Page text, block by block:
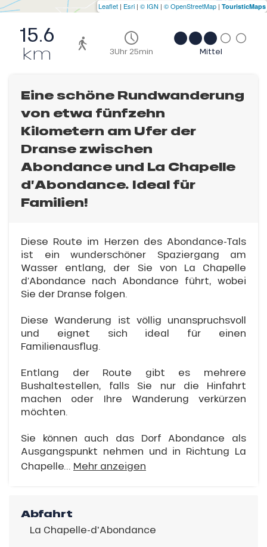
15.6
km 3Uhr 25min Mittel
Eine schöne Rundwanderung
von etwa fünfzehn
Kilometern am Ufer der
Dranse zwischen
Abondance und La Chapelle
d’Abondance. Ideal für
Familien!
Diese Route im Herzen des Abondance-Tals
ist ein wunderschöner Spaziergang am
Wasser entlang, der Sie von La Chapelle
d’Abondance nach Abondance führt, wobei
Sie der Dranse folgen.
Diese Wanderung ist völlig unanspruchsvoll
und eignet sich ideal für einen
Familienausflug.
Entlang der Route gibt es mehrere
Bushaltestellen, falls Sie nur die Hinfahrt
machen oder Ihre Wanderung verkürzen
möchten.
Sie können auch das Dorf Abondance als
Ausgangspunkt nehmen und in Richtung La
Chapelle... Mehr anzeigen
Abfahrt
La Chapelle-d'Abondance
Leaflet | Esri | © IGN | © OpenStreetMap | TouristicMaps